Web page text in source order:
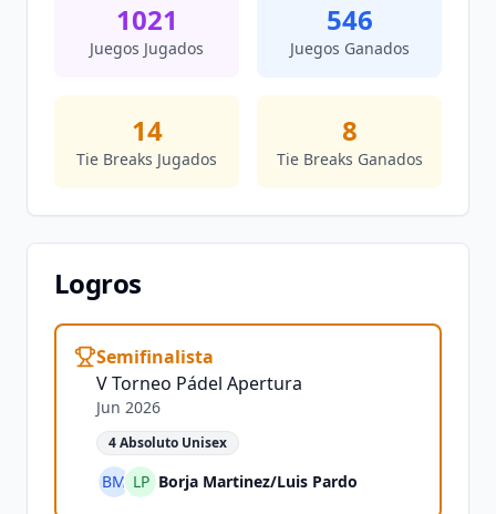
1021
Juegos Jugados
546
Juegos Ganados
14
Tie Breaks Jugados
8
Tie Breaks Ganados
Logros
Semifinalista
V Torneo Pádel Apertura
Jun 2026
4 Absoluto Unisex
BM LP Borja Martinez/Luis Pardo